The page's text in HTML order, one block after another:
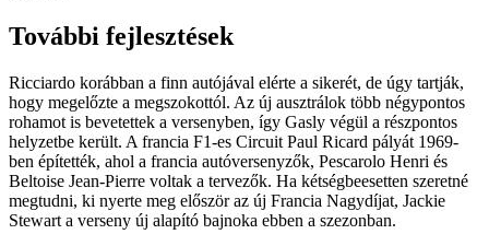
További fejlesztések
Ricciardo korábban a finn autójával elérte a sikerét, de úgy tartják,
hogy megelőzte a megszokottól. Az új ausztrálok több négypontos
rohamot is bevetettek a versenyben, így Gasly végül a részpontos
helyzetbe került. A francia F1-es Circuit Paul Ricard pályát 1969-
ben építették, ahol a francia autóversenyzők, Pescarolo Henri és
Beltoise Jean-Pierre voltak a tervezők. Ha kétségbeesetten szeretné
megtudni, ki nyerte meg először az új Francia Nagydíjat, Jackie
Stewart a verseny új alapító bajnoka ebben a szezonban.